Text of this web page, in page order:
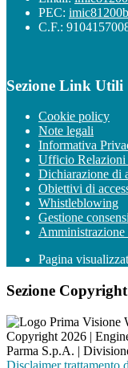
PEC:
C.F.:
Sezione Link Utili
Cookie policy
Note legali
Informativa
Ufficio
Dichiarazione di
Obiettivi di
Whistleblowing
Gestione
Amministrazione
Pagina
Sezione Copyright
Copyright 2026 |
Parma S.p.A. |
Disclaimer trattamento